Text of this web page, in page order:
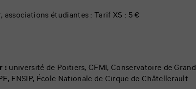
associations étudiantes : Tarif XS : 5 €
: université de Poitiers, CFMI, Conservatoire de Grand
ENSIP, École Nationale de Cirque de Châtellerault